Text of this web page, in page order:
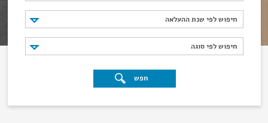
חיפוש לפי שנת ההעלאה
חיפוש לפי שנת ההעלאה
חיפוש לפי סוגה
חיפוש לפי סוגה
חפש